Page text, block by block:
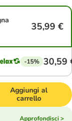
35,99 €
-15% 30,59
Aggiungi al
carrello
Approfondisci >